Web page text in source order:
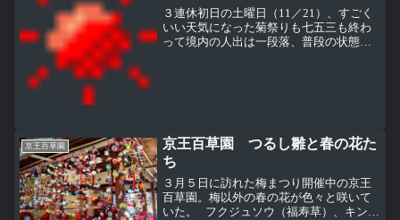
３連休初日の土曜日（11／21）、すごく
いい天気になった菊祭りも七五三も終わ
って境内の人出は一段落、普段の状態の
京王百草園
京王百草園 つるし雛と春の花た
ち
３月５日に訪れた梅まつり開催中の京王
百草園。梅以外の春の花が色々と咲いて
いた。 フクジュソウ（福寿草）、キンポ